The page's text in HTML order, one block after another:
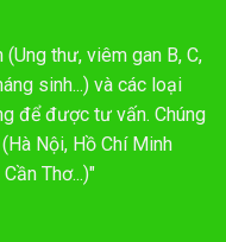
thư, viêm gan B, C,
sinh...) và các loại
để được tư vấn. Chúng
Nội, Hồ Chí Minh
Thơ...)"